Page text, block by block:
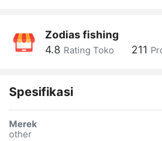
Zodias fishing
4.8 Rating Toko 211
Spesifikasi
Merek
other